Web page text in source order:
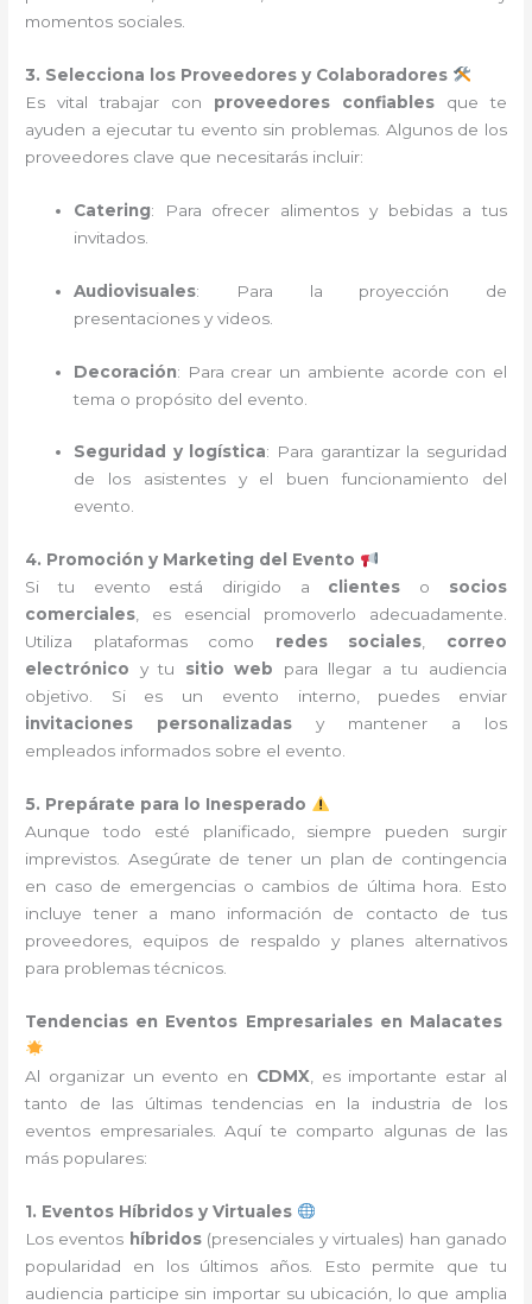
momentos sociales.
3. Selecciona los Proveedores y Colaboradores
Es vital trabajar con proveedores confiables que te
ayuden a ejecutar tu evento sin problemas. Algunos de los
proveedores clave que necesitarás incluir:
Catering: Para ofrecer alimentos y bebidas a tus
invitados.
Audiovisuales: Para la proyección de
presentaciones y videos.
Decoración: Para crear un ambiente acorde con el
tema o propósito del evento.
Seguridad y logística: Para garantizar la seguridad
de los asistentes y el buen funcionamiento del
evento.
4. Promoción y Marketing del Evento
Si tu evento está dirigido a clientes o socios
comerciales, es esencial promoverlo adecuadamente.
Utiliza plataformas como redes sociales, correo
electrónico y tu sitio web para llegar a tu audiencia
objetivo. Si es un evento interno, puedes enviar
invitaciones personalizadas y mantener a los
empleados informados sobre el evento.
5. Prepárate para lo Inesperado
Aunque todo esté planificado, siempre pueden surgir
imprevistos. Asegúrate de tener un plan de contingencia
en caso de emergencias o cambios de última hora. Esto
incluye tener a mano información de contacto de tus
proveedores, equipos de respaldo y planes alternativos
para problemas técnicos.
Tendencias en Eventos Empresariales en Malacates
Al organizar un evento en CDMX , es importante estar al
tanto de las últimas tendencias en la industria de los
eventos empresariales. Aquí te comparto algunas de las
más populares:
1. Eventos Híbridos y Virtuales
Los eventos híbridos(presenciales y virtuales) han ganado
popularidad en los últimos años. Esto permite que tu
audiencia participe sin importar su ubicación, lo que amplia